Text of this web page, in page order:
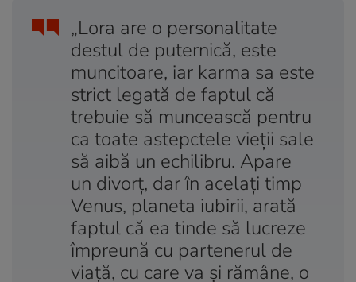
„Lora are o personalitate
destul de puternică, este
muncitoare, iar karma sa este
strict legată de faptul că
trebuie să muncească pentru
ca toate astepctele vieții sale
să aibă un echilibru. Apare
un divorț, dar în acelați timp
Venus, planeta iubirii, arată
faptul că ea tinde să lucreze
împreună cu partenerul de
viață, cu care va și rămâne, o